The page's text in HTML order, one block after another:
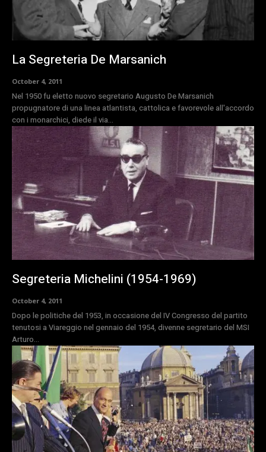
La Segreteria De Marsanich
October 4, 2011
Nel 1950 fu eletto nuovo segretario Augusto De Marsanich
propugnatore di una linea atlantista, cattolica e favorevole all'accordo
con i monarchici, diede il via...
Segreteria Michelini (1954-1969)
October 4, 2011
Dopo le politiche del 1953, in occasione del IV Congresso del partito
tenutosi a Viareggio nel gennaio del 1954, divenne segretario del MSI
Arturo...